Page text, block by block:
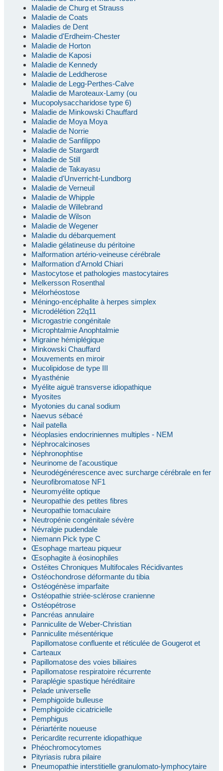
Maladie de Churg et Strauss
Maladie de Coats
Maladies de Dent
Maladie d'Erdheim-Chester
Maladie de Horton
Maladie de Kaposi
Maladie de Kennedy
Maladie de Leddherose
Maladie de Legg-Perthes-Calve
Maladie de Maroteaux-Lamy (ou
Mucopolysaccharidose type 6)
Maladie de Minkowski Chauffard
Maladie de Moya Moya
Maladie de Norrie
Maladie de Sanfilippo
Maladie de Stargardt
Maladie de Still
Maladie de Takayasu
Maladie d'Unverricht-Lundborg
Maladie de Verneuil
Maladie de Whipple
Maladie de Willebrand
Maladie de Wilson
Maladie de Wegener
Maladie du débarquement
Maladie gélatineuse du péritoine
Malformation artério-veineuse cérébrale
Malformation d'Arnold Chiari
Mastocytose et pathologies mastocytaires
Melkersson Rosenthal
Mélorhéostose
Méningo-encéphalite à herpes simplex
Microdélétion 22q11
Microgastrie congénitale
Microphtalmie Anophtalmie
Migraine hémiplégique
Minkowski Chauffard
Mouvements en miroir
Mucolipidose de type III
Myasthénie
Myélite aiguë transverse idiopathique
Myosites
Myotonies du canal sodium
Naevus sébacé
Nail patella
Néoplasies endocriniennes multiples - NEM
Néphrocalcinoses
Néphronophtise
Neurinome de l'acoustique
Neurodégénérescence avec surcharge cérébrale en fer
Neurofibromatose NF1
Neuromyélite optique
Neuropathie des petites fibres
Neuropathie tomaculaire
Neutropénie congénitale sévère
Névralgie pudendale
Niemann Pick type C
Œsophage marteau piqueur
Œsophagite à éosinophiles
Ostéites Chroniques Multifocales Récidivantes
Ostéochondrose déformante du tibia
Ostéogénèse imparfaite
Ostéopathie striée-sclérose cranienne
Ostéopétrose
Pancréas annulaire
Panniculite de Weber-Christian
Panniculite mésentérique
Papillomatose confluente et réticulée de Gougerot et
Carteaux
Papillomatose des voies biliaires
Papillomatose respiratoire récurrente
Paraplégie spastique héréditaire
Pelade universelle
Pemphigoïde bulleuse
Pemphigoïde cicatricielle
Pemphigus
Périartérite noueuse
Pericardite recurrente idiopathique
Phéochromocytomes
Pityriasis rubra pilaire
Pneumopathie interstitielle granulomato-lymphocytaire